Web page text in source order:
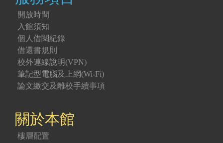
開放時間
入館須知
個人借閱紀錄
借還書規則
校外連線說明(VPN)
筆記型電腦及上網(Wi-Fi)
論文繳交及離校手續事項
關於本館
樓層配置